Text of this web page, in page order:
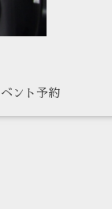
ベント予約